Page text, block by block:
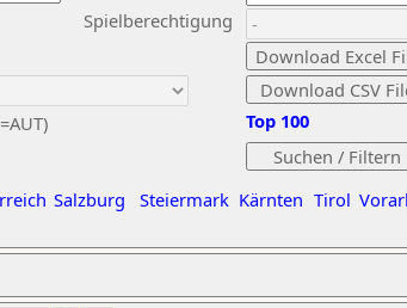
Spielberechtigung
Salzburg Steiermark Kärnten Tirol
Top 100